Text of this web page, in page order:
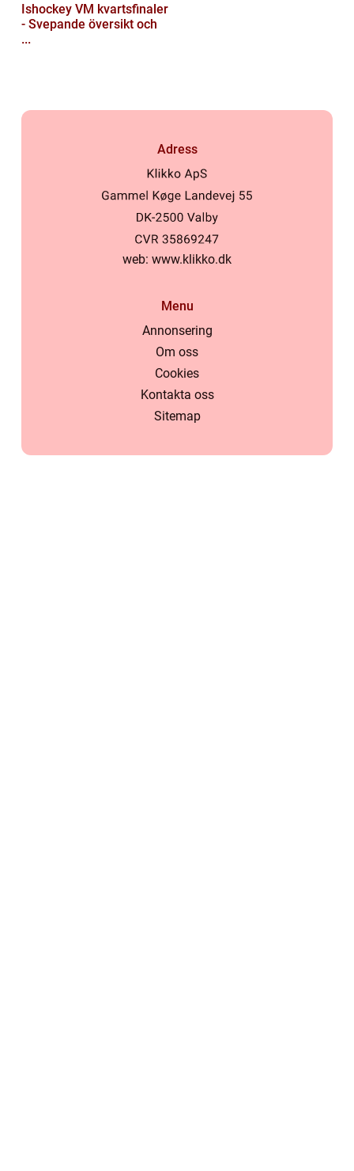
Ishockey VM kvartsfinaler
- Svepande översikt och
...
Adress
web: www.klikko.dk
Menu
Annonsering
Om oss
Cookies
Kontakta oss
Sitemap